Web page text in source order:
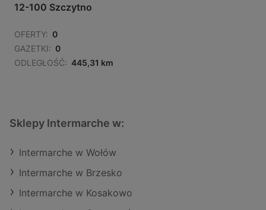
12-100 Szczytno
OFERTY: 0
GAZETKI: 0
ODLEGŁOŚĆ: 445,31 km
Sklepy Intermarche w:
Intermarche w Wołów
Intermarche w Brzesko
Intermarche w Kosakowo